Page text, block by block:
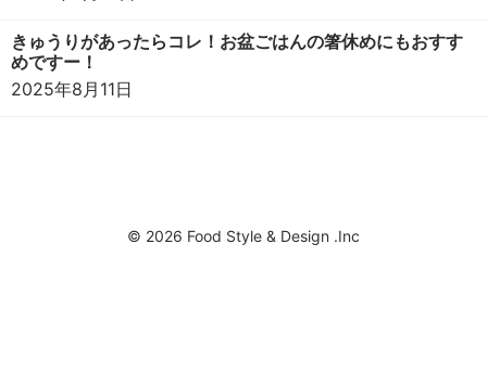
きゅうりがあったらコレ！お盆ごはんの箸休めにもおすす
めですー！
2025年8月11日
© 2026 Food Style & Design .Inc